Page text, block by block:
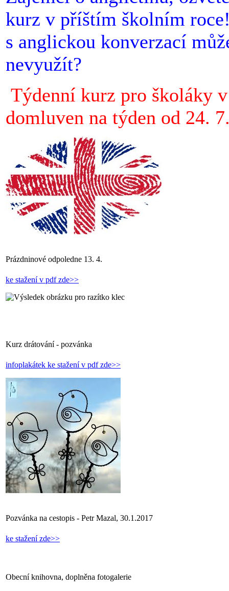
kurz v příštím školním
s anglickou konverzací
nevyužít?
Týdenní kurz pro školáky
domluven na týden od 24.
Prázdninové odpoledne 13. 4.
ke stažení v pdf zde>>
Kurz drátování - pozvánka
infoplakátek ke stažení v pdf zde>>
Pozvánka na cestopis - Petr Mazal, 30.1.2017
ke stažení zde>>
Obecní knihovna, doplněna fotogalerie